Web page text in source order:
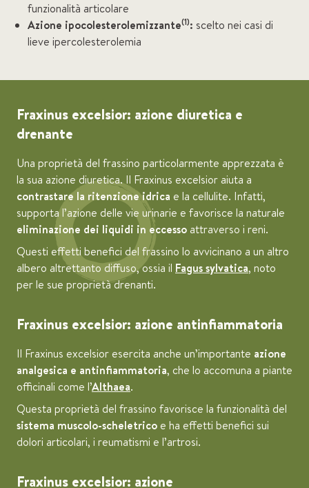
funzionalità articolare
Azione ipocolesterolemizzante(1): scelto nei casi di
lieve ipercolesterolemia
Fraxinus excelsior: azione diuretica e
drenante
Una proprietà del frassino particolarmente apprezzata è
la sua azione diuretica. Il Fraxinus excelsior aiuta a
contrastare la ritenzione idrica e la cellulite. Infatti,
supporta l’azione delle vie urinarie e favorisce la naturale
eliminazione dei liquidi in eccesso attraverso i reni.
Questi effetti benefici del frassino lo avvicinano a un altro
albero altrettanto diffuso, ossia il Fagus sylvatica, noto
per le sue proprietà drenanti.
Fraxinus excelsior: azione antinfiammatoria
Il Fraxinus excelsior esercita anche un’importante azione
analgesica e antinfiammatoria, che lo accomuna a piante
officinali come l’Althaea.
Questa proprietà del frassino favorisce la funzionalità del
sistema muscolo-scheletrico e ha effetti benefici sui
dolori articolari, i reumatismi e l’artrosi.
Fraxinus excelsior: azione